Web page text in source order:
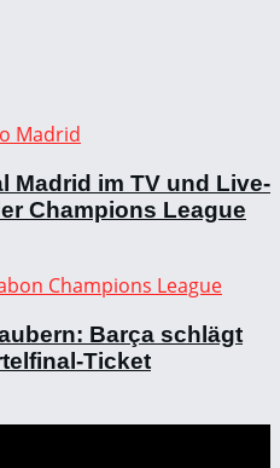
Madrid im TV und Live-
Champions League
Barça schlägt
Ticket